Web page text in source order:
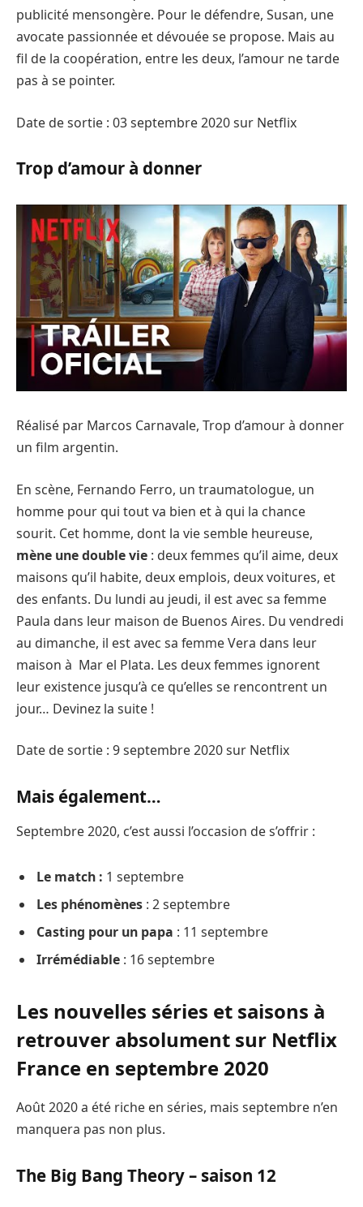
publicité mensongère. Pour le défendre, Susan, une
avocate passionnée et dévouée se propose. Mais au
fil de la coopération, entre les deux, l’amour ne tarde
pas à se pointer.
Date de sortie : 03 septembre 2020 sur Netflix
Trop d’amour à donner
Réalisé par Marcos Carnavale, Trop d’amour à donner
un film argentin.
En scène, Fernando Ferro, un traumatologue, un
homme pour qui tout va bien et à qui la chance
sourit. Cet homme, dont la vie semble heureuse,
mène une double vie : deux femmes qu’il aime, deux
maisons qu’il habite, deux emplois, deux voitures, et
des enfants. Du lundi au jeudi, il est avec sa femme
Paula dans leur maison de Buenos Aires. Du vendredi
au dimanche, il est avec sa femme Vera dans leur
maison à Mar el Plata. Les deux femmes ignorent
leur existence jusqu’à ce qu’elles se rencontrent un
jour… Devinez la suite !
Date de sortie : 9 septembre 2020 sur Netflix
Mais également…
Septembre 2020, c’est aussi l’occasion de s’offrir :
Le match : 1 septembre
Les phénomènes : 2 septembre
Casting pour un papa : 11 septembre
Irrémédiable : 16 septembre
Les nouvelles séries et saisons à
retrouver absolument sur Netflix
France en septembre 2020
Août 2020 a été riche en séries, mais septembre n’en
manquera pas non plus.
The Big Bang Theory – saison 12